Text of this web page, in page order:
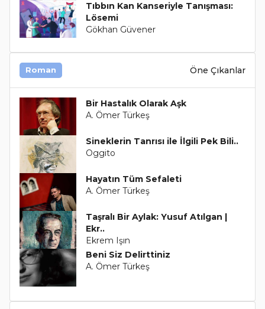
Tıbbın Kan Kanseriyle Tanışması:
Lösemi
Gökhan Güvener
Roman Öne Çıkanlar
Bir Hastalık Olarak Aşk
A. Ömer Türkeş
Sineklerin Tanrısı ile İlgili Pek Bili..
Oggito
Hayatın Tüm Sefaleti
A. Ömer Türkeş
Taşralı Bir Aylak: Yusuf Atılgan |
Ekr..
Ekrem Işın
Beni Siz Delirttiniz
A. Ömer Türkeş